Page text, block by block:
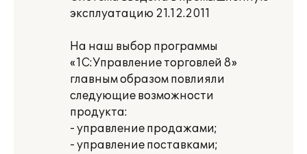
эксплуатацию 21.12.2011
На наш выбор программы
«1С:Управление торговлей 8»
главным образом повлияли
следующие возможности
продукта:
- управление продажами;
- управление поставками;